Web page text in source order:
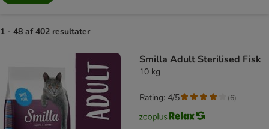
1 - 48 af 402 resultater
Smilla Adult Sterilised Fisk
10 kg
Rating: 4/5 (6)